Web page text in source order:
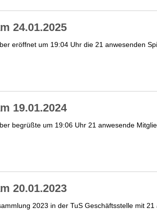
24.01.2025
eröffnet um 19:04 Uhr die 21 anwesenden
19.01.2024
begrüßte um 19:06 Uhr 21 anwesende
20.01.2023
2023 in der TuS Geschäftsstelle mit